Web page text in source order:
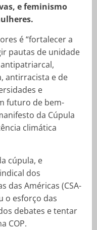
e feminismo
é “fortalecer a
pautas de unidade
antirracista e de
e
futuro de bem-
da Cúpula
climática
cúpula, e
dos
das Américas (CSA-
o esforço das
debates e tentar
COP.